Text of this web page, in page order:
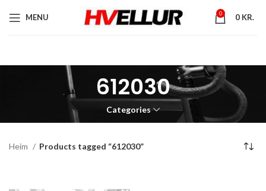
MENU 0 0 KR.
612030
Categories
Heim Products tagged “612030”